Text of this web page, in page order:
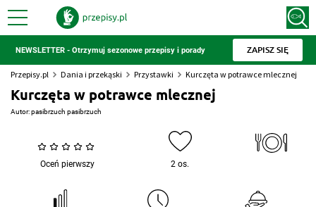
NEWSLETTER - Otrzymuj sezonowe przepisy i porady ZAPISZ SIĘ
Przepisy.pl Dania i przekąski Przystawki Kurczęta w potrawce mlecznej
Kurczęta w potrawce mlecznej
Autor:pasibrzuch pasibrzuch
Oceń pierwszy 2 os.